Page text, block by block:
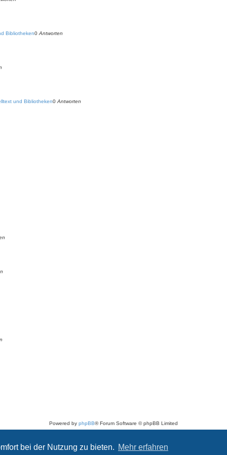
bei der Nutzung zu bieten. Mehr erfahren
Bibliotheken0 Antworten
und Bibliotheken0 Antworten
Powered by phpBB® Forum Software © phpBB Limited